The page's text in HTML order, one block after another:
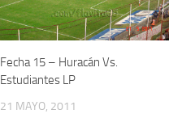
Fecha 15 – Huracán Vs.
Estudiantes LP
21 MAYO, 2011